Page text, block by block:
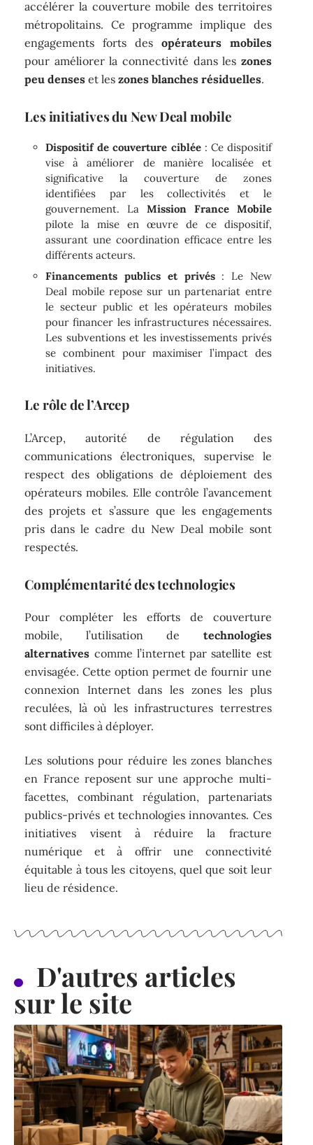
accélérer la couverture mobile des territoires
métropolitains. Ce programme implique des
engagements forts des opérateurs mobiles
pour améliorer la connectivité dans les zones
peu denses et leszones blanches résiduelles.
Les initiatives du New Deal mobile
Dispositif de couverture ciblée: Ce dispositif
vise à améliorer de manière localisée et
significative la couverture de zones
identifiées par les collectivités et le
gouvernement. La Mission France Mobile
pilote la mise en œuvre de ce dispositif,
assurant une coordination efficace entre les
différents acteurs.
Financements publics et privés: Le New
Deal mobile repose sur un partenariat entre
le secteur public et les opérateurs mobiles
pour financer les infrastructures nécessaires.
Les subventions et les investissements privés
se combinent pour maximiser l’impact des
initiatives.
Le rôle de l’Arcep
L’Arcep, autorité de régulation des
communications électroniques, supervise le
respect des obligations de déploiement des
opérateurs mobiles. Elle contrôle l’avancement
des projets et s’assure que les engagements
pris dans le cadre du New Deal mobile sont
respectés.
Complémentarité des technologies
Pour compléter les efforts de couverture
mobile, l’utilisation de technologies
alternatives comme l’internet par satellite est
envisagée. Cette option permet de fournir une
connexion Internet dans les zones les plus
reculées, là où les infrastructures terrestres
sont difficiles à déployer.
Les solutions pour réduire les zones blanches
en France reposent sur une approche multi-
facettes, combinant régulation, partenariats
publics-privés et technologies innovantes. Ces
initiatives visent à réduire la fracture
numérique et à offrir une connectivité
équitable à tous les citoyens, quel que soit leur
lieu de résidence.
D'autres articles
sur le site